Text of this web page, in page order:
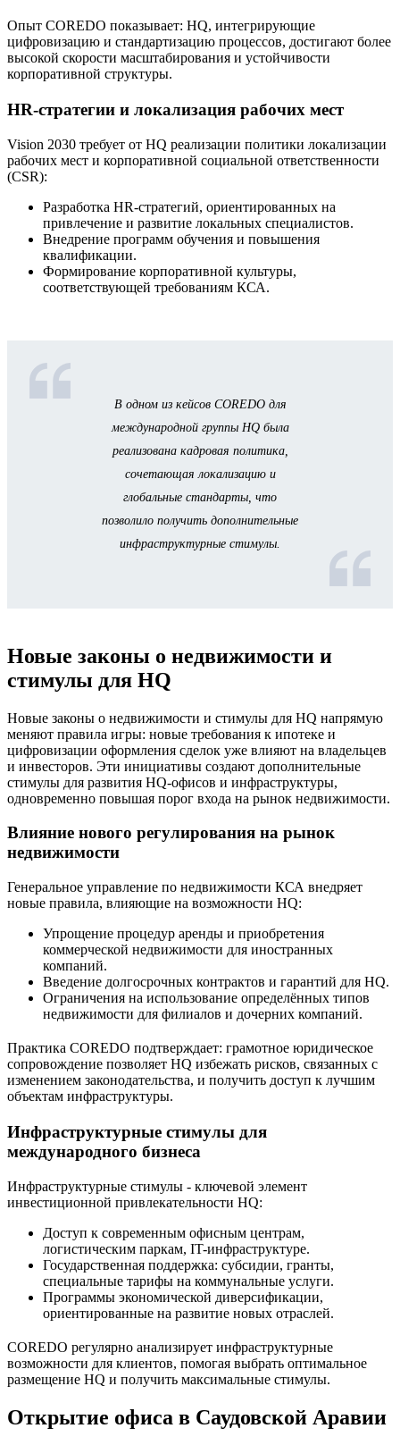
Опыт COREDO показывает: HQ, интегрирующие
цифровизацию и стандартизацию процессов, достигают более
высокой скорости масштабирования и устойчивости
корпоративной структуры.
HR-стратегии и локализация рабочих мест
Vision 2030 требует от HQ реализации политики локализации
рабочих мест и корпоративной социальной ответственности
(CSR):
Разработка HR-стратегий, ориентированных на
привлечение и развитие локальных специалистов.
Внедрение программ обучения и повышения
квалификации.
Формирование корпоративной культуры,
соответствующей требованиям КСА.
В одном из кейсов COREDO для
международной группы HQ была
реализована кадровая политика,
сочетающая локализацию и
глобальные стандарты, что
позволило получить дополнительные
инфраструктурные стимулы.
Новые законы о недвижимости и
стимулы для HQ
Новые законы о недвижимости и стимулы для HQ напрямую
меняют правила игры: новые требования к ипотеке и
цифровизации оформления сделок уже влияют на владельцев
и инвесторов. Эти инициативы создают дополнительные
стимулы для развития HQ-офисов и инфраструктуры,
одновременно повышая порог входа на рынок недвижимости.
Влияние нового регулирования на рынок
недвижимости
Генеральное управление по недвижимости КСА внедряет
новые правила, влияющие на возможности HQ:
Упрощение процедур аренды и приобретения
коммерческой недвижимости для иностранных
компаний.
Введение долгосрочных контрактов и гарантий для HQ.
Ограничения на использование определённых типов
недвижимости для филиалов и дочерних компаний.
Практика COREDO подтверждает: грамотное юридическое
сопровождение позволяет HQ избежать рисков, связанных с
изменением законодательства, и получить доступ к лучшим
объектам инфраструктуры.
Инфраструктурные стимулы для
международного бизнеса
Инфраструктурные стимулы - ключевой элемент
инвестиционной привлекательности HQ:
Доступ к современным офисным центрам,
логистическим паркам, IT-инфраструктуре.
Государственная поддержка: субсидии, гранты,
специальные тарифы на коммунальные услуги.
Программы экономической диверсификации,
ориентированные на развитие новых отраслей.
COREDO регулярно анализирует инфраструктурные
возможности для клиентов, помогая выбрать оптимальное
размещение HQ и получить максимальные стимулы.
Открытие офиса в Саудовской Аравии